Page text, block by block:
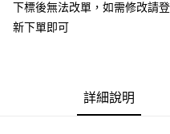
悠遊付
全家取貨付款
下標後無法改單，如需修改請
新下單即可
詳細說明